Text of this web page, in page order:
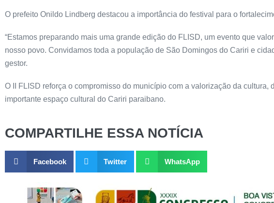
O prefeito Onildo Lindberg destacou a importância do festival para o
“Estamos preparando mais uma grande edição do FLISD, um evento que
nosso povo. Convidamos toda a população de São Domingos do Cariri e
gestor.
O II FLISD reforça o compromisso do município com a valorização da
importante espaço cultural do Cariri paraibano.
COMPARTILHE ESSA NOTÍCIA
Facebook Twitter WhatsApp